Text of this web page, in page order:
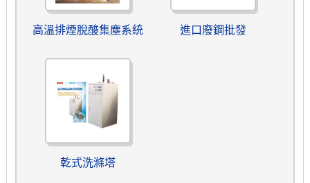
高溫排煙脫酸集塵系統 進口廢鋼批發
乾式洗滌塔